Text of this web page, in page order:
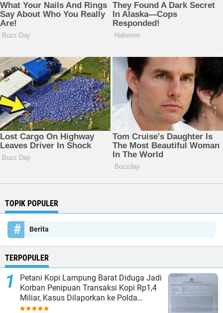
TOPIK POPULER
Berita
TERPOPULER
Petani Kopi Lampung Barat Diduga Jadi
Korban Penipuan Transaksi Kopi Rp1,4
Miliar, Kasus Dilaporkan ke Polda
Lampung